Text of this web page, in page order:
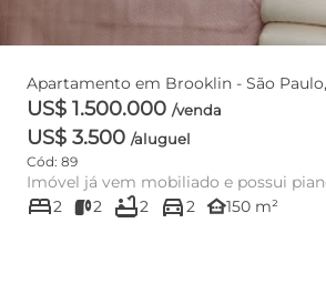
Apartamento em Brooklin - São
US$ 1.500.000 /venda
US$ 3.500 /aluguel
Cód: 89
Imóvel já vem mobiliado e possui
bed2 2 bathtub2 directions_car2 other_houses150 m²